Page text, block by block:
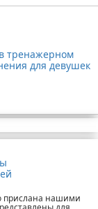
тренажерном
для девушек
прислана нашими